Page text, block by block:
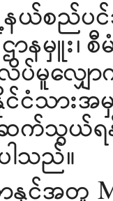
ြို့နယ်စည်
ာနမှူး၊ စီ
မူလျှော
သားအမှ
ဆက်သွယ်ရ
ါသည်။
နှင့်အတူ